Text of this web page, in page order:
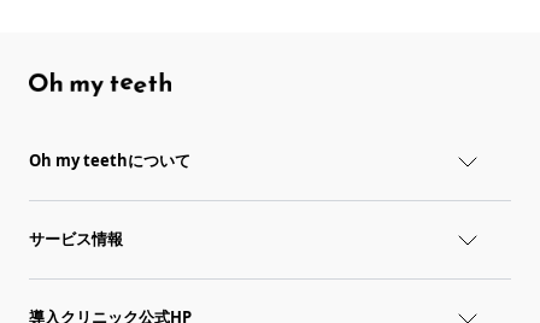
Oh my teethについて
サービス情報
導入クリニック公式HP